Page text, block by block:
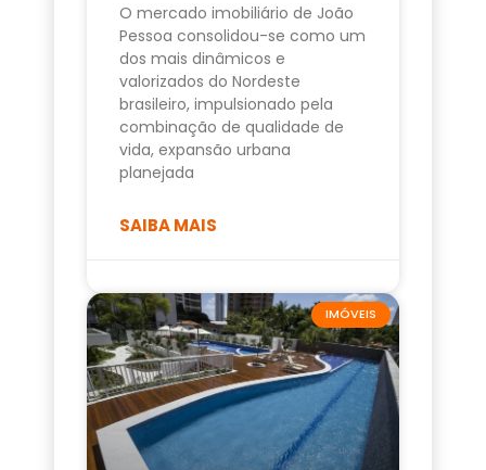
O mercado imobiliário de João
Pessoa consolidou-se como um
dos mais dinâmicos e
valorizados do Nordeste
brasileiro, impulsionado pela
combinação de qualidade de
vida, expansão urbana
planejada
SAIBA MAIS
IMÓVEIS